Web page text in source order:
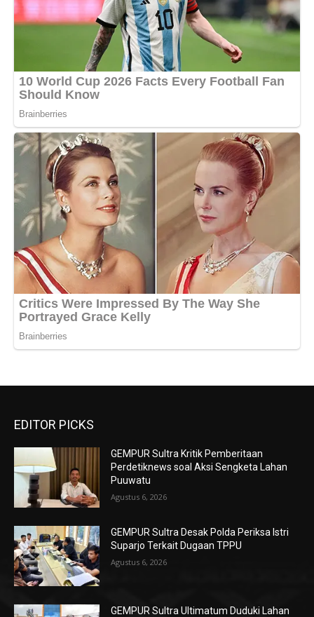
EDITOR PICKS
GEMPUR Sultra Kritik Pemberitaan
Perdetiknews soal Aksi Sengketa Lahan
Puuwatu
Agustus 6, 2026
GEMPUR Sultra Desak Polda Periksa Istri
Suparjo Terkait Dugaan TPPU
Agustus 6, 2026
GEMPUR Sultra Ultimatum Duduki Lahan